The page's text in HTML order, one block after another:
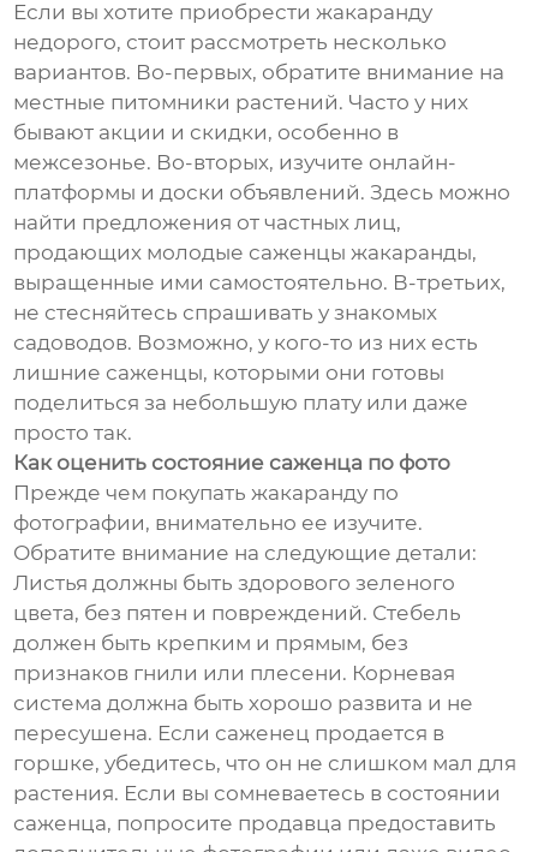
Если вы хотите приобрести жакаранду
недорого, стоит рассмотреть несколько
вариантов. Во-первых, обратите внимание на
местные питомники растений. Часто у них
бывают акции и скидки, особенно в
межсезонье. Во-вторых, изучите онлайн-
платформы и доски объявлений. Здесь можно
найти предложения от частных лиц,
продающих молодые саженцы жакаранды,
выращенные ими самостоятельно. В-третьих,
не стесняйтесь спрашивать у знакомых
садоводов. Возможно, у кого-то из них есть
лишние саженцы, которыми они готовы
поделиться за небольшую плату или даже
просто так.
Как оценить состояние саженца по фото
Прежде чем покупать жакаранду по
фотографии, внимательно ее изучите.
Обратите внимание на следующие детали:
Листья должны быть здорового зеленого
цвета, без пятен и повреждений. Стебель
должен быть крепким и прямым, без
признаков гнили или плесени. Корневая
система должна быть хорошо развита и не
пересушена. Если саженец продается в
горшке, убедитесь, что он не слишком мал для
растения. Если вы сомневаетесь в состоянии
саженца, попросите продавца предоставить